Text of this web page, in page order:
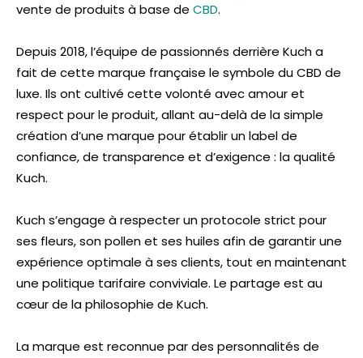
vente de produits à base de CBD.
Depuis 2018, l’équipe de passionnés derrière Kuch a
fait de cette marque française le symbole du CBD de
luxe. Ils ont cultivé cette volonté avec amour et
respect pour le produit, allant au-delà de la simple
création d’une marque pour établir un label de
confiance, de transparence et d’exigence : la qualité
Kuch.
Kuch s’engage à respecter un protocole strict pour
ses fleurs, son pollen et ses huiles afin de garantir une
expérience optimale à ses clients, tout en maintenant
une politique tarifaire conviviale. Le partage est au
cœur de la philosophie de Kuch.
La marque est reconnue par des personnalités de